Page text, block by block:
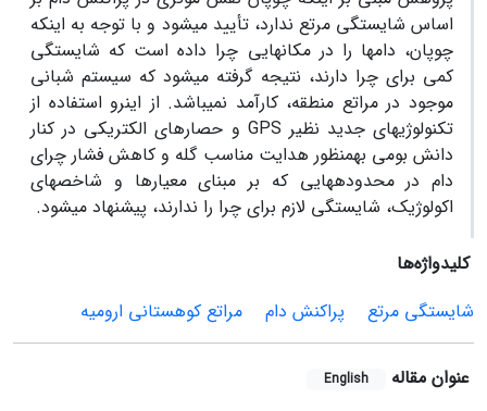
اساس شایستگی مرتع ندارد، تأیید می­شود و با توجه به اینکه
چوپان، دام­ها را در مکان­هایی چرا داده است که شایستگی
کمی برای چرا دارند، نتیجه گرفته می­شود که سیستم شبانی
موجود در مراتع منطقه، کارآمد نمی­باشد. از این­رو استفاده از
تکنولوژی­های جدید نظیر GPS و حصارهای الکتریکی در کنار
دانش بومی به­منظور هدایت مناسب گله و کاهش فشار چرای
دام در محدوده­هایی که بر مبنای معیارها و شاخص­های
اکولوژیک، شایستگی لازم برای چرا را ندارند، پیشنهاد می­شود.
کلیدواژه‌ها
شایستگی مرتع
پراکنش دام مراتع کوهستانی ارومیه
عنوان مقاله English